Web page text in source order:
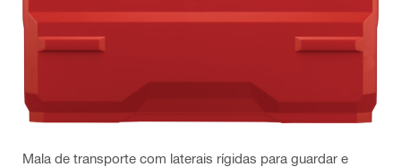
Mala de transporte com laterais rígidas para guardar e